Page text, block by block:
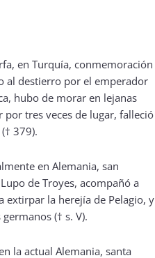
en Turquía, conmemoración
al destierro por el emperador
hubo de morar en lejanas
tres veces de lugar, falleció
379).
en Alemania, san
de Troyes, acompañó a
extirpar la herejía de Pelagio, y
(† s. V).
la actual Alemania, santa